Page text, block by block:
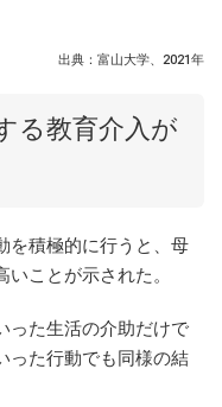
出典：富山大学、2021年
る教育介入が
を積極的に行うと、母
ことが示された。
った生活の介助だけで
った行動でも同様の結